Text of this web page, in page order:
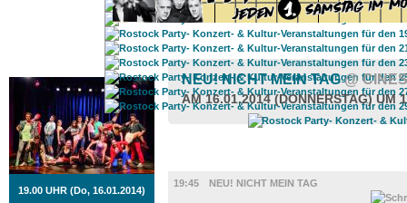
ROSTOCK TAGESTIPP
19.00 UHR (Do, 16.01.2014)
NEU! NICHT MEIN TAG@
AM 16.01.2014 (DONNERSTAG) UM
19:45
NEU! NICHT MEIN TAG